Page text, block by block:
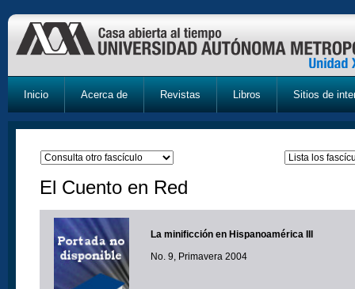
Inicio Acerca de Revistas Libros Sitios de
El Cuento en Red
La minificción en Hispanoamérica III
No. 9, Primavera 2004